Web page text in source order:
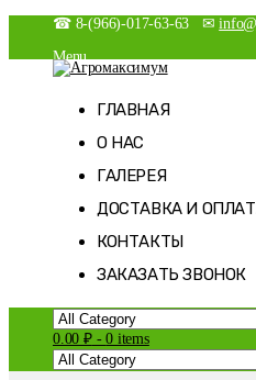
content
☎ 8-(966)-017-63-63 ✉
Menu
Магазин
Оформление заказа
Список желаний
Агромаксимум
Агрономия на максималках
ГЛАВНАЯ
О НАС
ГАЛЕРЕЯ
ДОСТАВКА И
КОНТАКТЫ
ЗАКАЗАТЬ ЗВОНОК
0.00 ₽-0 items